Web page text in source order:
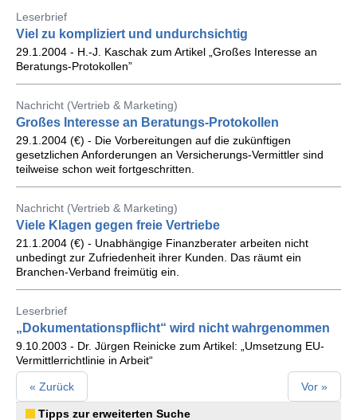
Leserbrief
Viel zu kompliziert und undurchsichtig
29.1.2004 - H.-J. Kaschak zum Artikel „Großes Interesse an
Beratungs-Protokollen”
Nachricht (Vertrieb & Marketing)
Großes Interesse an Beratungs-Protokollen
29.1.2004 (€) - Die Vorbereitungen auf die zukünftigen
gesetzlichen Anforderungen an Versicherungs-Vermittler sind
teilweise schon weit fortgeschritten.
Nachricht (Vertrieb & Marketing)
Viele Klagen gegen freie Vertriebe
21.1.2004 (€) - Unabhängige Finanzberater arbeiten nicht
unbedingt zur Zufriedenheit ihrer Kunden. Das räumt ein
Branchen-Verband freimütig ein.
Leserbrief
„Dokumentationspflicht“ wird nicht wahrgenommen
9.10.2003 - Dr. Jürgen Reinicke zum Artikel: „Umsetzung EU-
Vermittlerrichtlinie in Arbeit“
« Zurück Vor »
Tipps zur erweiterten Suche